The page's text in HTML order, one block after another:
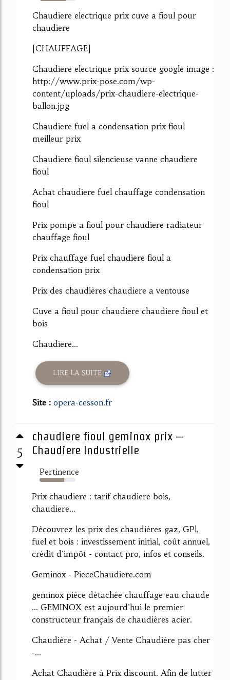
72%
Chaudiere electrique prix cuve a fioul pour
chaudiere
[CHAUFFAGE]
Chaudiere electrique prix source google image :
http://www.prix-pose.com/wp-
content/uploads/prix-chaudiere-electrique-
ballon.jpg
Chaudiere fuel a condensation prix fioul
meilleur prix
Chaudiere fioul silencieuse vanne chaudiere
fioul
Achat chaudiere fuel chauffage condensation
fioul
Prix pompe a fioul pour chaudiere radiateur
chauffage fioul
Prix chauffage fuel chaudiere fioul a
condensation prix
Prix des chaudières chaudiere a ventouse
Cuve a fioul pour chaudiere chaudiere fioul et
bois
Chaudiere...
LIRE LA SUITE
Site : opera-cesson.fr
5
chaudiere fioul geminox prix –
Chaudiere Industrielle
Pertinence
69%
Prix chaudiere : tarif chaudiere bois,
chaudiere...
Découvrez les prix des chaudières gaz, GPl,
fuel et bois : investissement initial, coût annuel,
crédit d'impôt - contact pro, infos et conseils.
Geminox - PieceChaudiere.com
geminox pièce détachée chauffage eau chaude
... GEMINOX est aujourd'hui le premier
constructeur français de chaudières acier.
Chaudière - Achat / Vente Chaudière pas cher
-...
Achat Chaudière à Prix discount. Afin de lutter